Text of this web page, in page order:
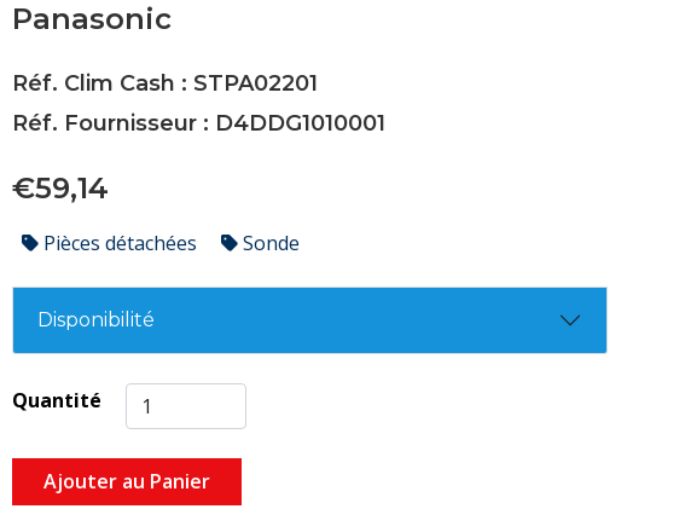
Panasonic
Réf. Clim Cash : STPA02201
Réf. Fournisseur : D4DDG1010001
€59,14
Pièces détachées Sonde
Disponibilité
Quantité
Ajouter au Panier